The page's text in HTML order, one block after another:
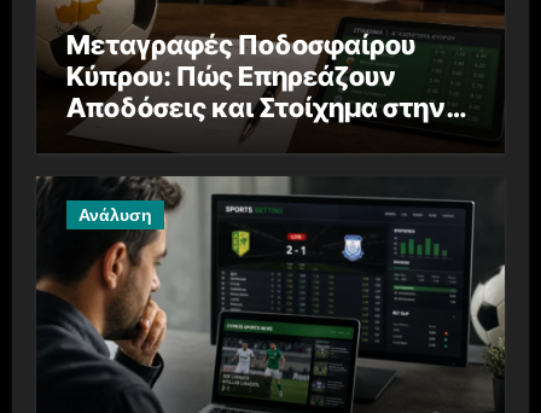
Μεταγραφές Ποδοσφαίρου
Κύπρου: Πώς Επηρεάζουν
Αποδόσεις και Στοίχημα στην
Α’ Κατηγορία
Ανάλυση